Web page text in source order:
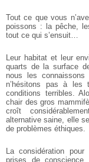
Tout ce que vous
poissons : la pêche,
tout ce qui s’ensuit…
Leur habitat et leur
quarts de la surface
nous les
n’hésitons pas à les
conditions terribles.
chair des gros
croît
alternative saine, elle
de problèmes éthiques.
La considération
prises de conscience